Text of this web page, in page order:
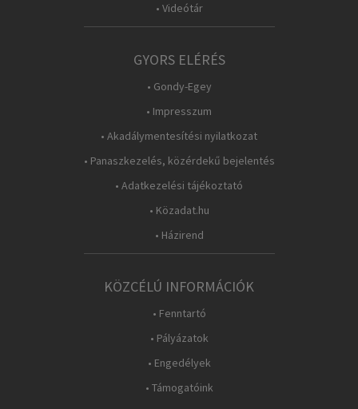
• Videótár
GYORS ELÉRÉS
• Gondy-Egey
• Impresszum
• Akadálymentesítési nyilatkozat
• Panaszkezelés, közérdekű bejelentés
• Adatkezelési tájékoztató
• Közadat.hu
• Házirend
KÖZCÉLÚ INFORMÁCIÓK
• Fenntartó
• Pályázatok
• Engedélyek
• Támogatóink